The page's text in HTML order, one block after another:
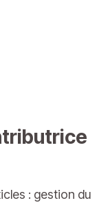
: gestion du